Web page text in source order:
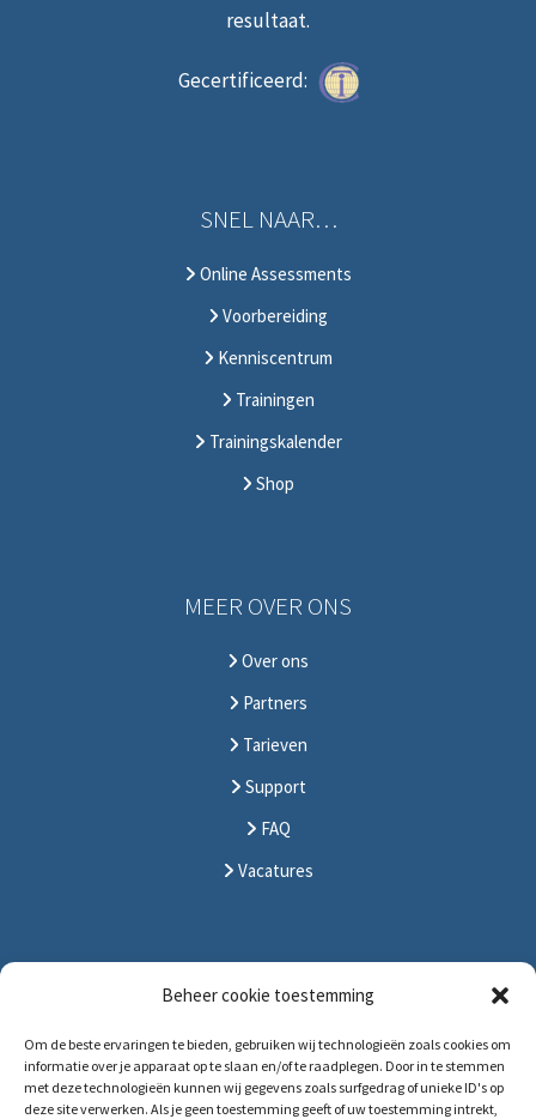
Beheer cookie toestemming
Om de beste ervaringen te bieden, gebruiken wij technologieën zoals cookies om
informatie over je apparaat op te slaan en/of te raadplegen. Door in te stemmen
met deze technologieën kunnen wij gegevens zoals surfgedrag of unieke ID's op
deze site verwerken. Als je geen toestemming geeft of uw toestemming intrekt,
resultaat.
Gecertificeerd:
SNEL NAAR…
Online Assessments
Voorbereiding
Kenniscentrum
Trainingen
Trainingskalender
Shop
MEER OVER ONS
Over ons
Partners
Tarieven
Support
FAQ
Vacatures
CONTACT
Solitudolaan 396
1096 DS Amsterdam